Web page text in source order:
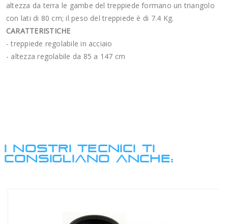
altezza da terra le gambe del treppiede formano un triangolo
con lati di 80 cm; il peso del treppiede è di 7.4 Kg.
CARATTERISTICHE
- treppiede regolabile in acciaio
- altezza regolabile da 85 a 147 cm
I NOSTRI TECNICI TI
CONSIGLIANO ANCHE: